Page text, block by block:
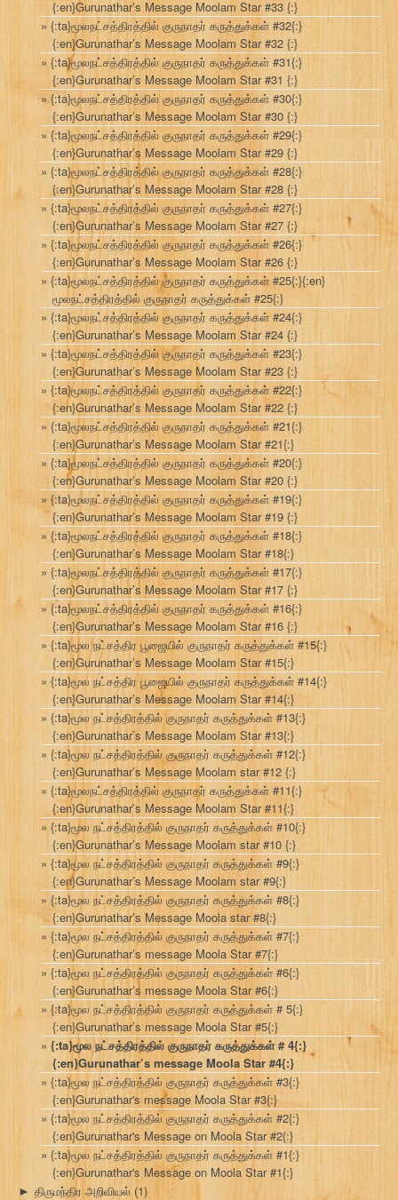
{:en}Gurunathar’s Message Moolam Star #33 {:}
{:ta}மூலநட்சத்திரத்தில் குருநாதர் கருத்துக்கள் #32{:}
{:en}Gurunathar’s Message Moolam Star #32 {:}
{:ta}மூலநட்சத்திரத்தில் குருநாதர் கருத்துக்கள் #31{:}
{:en}Gurunathar’s Message Moolam Star #31 {:}
{:ta}மூலநட்சத்திரத்தில் குருநாதர் கருத்துக்கள் #30{:}
{:en}Gurunathar’s Message Moolam Star #30 {:}
{:ta}மூலநட்சத்திரத்தில் குருநாதர் கருத்துக்கள் #29{:}
{:en}Gurunathar’s Message Moolam Star #29 {:}
{:ta}மூலநட்சத்திரத்தில் குருநாதர் கருத்துக்கள் #28{:}
{:en}Gurunathar’s Message Moolam Star #28 {:}
{:ta}மூலநட்சத்திரத்தில் குருநாதர் கருத்துக்கள் #27{:}
{:en}Gurunathar’s Message Moolam Star #27 {:}
{:ta}மூலநட்சத்திரத்தில் குருநாதர் கருத்துக்கள் #26{:}
{:en}Gurunathar’s Message Moolam Star #26 {:}
{:ta}மூலநட்சத்திரத்தில் குருநாதர் கருத்துக்கள் #25{:}{:en}
மூலநட்சத்திரத்தில் குருநாதர் கருத்துக்கள் #25{:}
{:ta}மூலநட்சத்திரத்தில் குருநாதர் கருத்துக்கள் #24{:}
{:en}Gurunathar’s Message Moolam Star #24 {:}
{:ta}மூலநட்சத்திரத்தில் குருநாதர் கருத்துக்கள் #23{:}
{:en}Gurunathar’s Message Moolam Star #23 {:}
{:ta}மூலநட்சத்திரத்தில் குருநாதர் கருத்துக்கள் #22{:}
{:en}Gurunathar’s Message Moolam Star #22 {:}
{:ta}மூலநட்சத்திரத்தில் குருநாதர் கருத்துக்கள் #21{:}
{:en}Gurunathar’s Message Moolam Star #21{:}
{:ta}மூலநட்சத்திரத்தில் குருநாதர் கருத்துக்கள் #20{:}
{:en}Gurunathar’s Message Moolam Star #20 {:}
{:ta}மூலநட்சத்திரத்தில் குருநாதர் கருத்துக்கள் #19{:}
{:en}Gurunathar’s Message Moolam Star #19 {:}
{:ta}மூலநட்சத்திரத்தில் குருநாதர் கருத்துக்கள் #18{:}
{:en}Gurunathar’s Message Moolam Star #18{:}
{:ta}மூலநட்சத்திரத்தில் குருநாதர் கருத்துக்கள் #17{:}
{:en}Gurunathar’s Message Moolam Star #17 {:}
{:ta}மூலநட்சத்திரத்தில் குருநாதர் கருத்துக்கள் #16{:}
{:en}Gurunathar’s Message Moolam Star #16 {:}
{:ta}மூல நட்சத்திர பூஜையில் குருநாதர் கருத்துக்கள் #15{:}
{:en}Gurunathar’s Message Moolam Star #15{:}
{:ta}மூல நட்சத்திர பூஜையில் குருநாதர் கருத்துக்கள் #14{:}
{:en}Gurunathar’s Message Moolam Star #14{:}
{:ta}மூல நட்சத்திரத்தில் குருநாதர் கருத்துக்கள் #13{:}
{:en}Gurunathar’s Message Moolam Star #13{:}
{:ta}மூல நட்சத்திரத்தில் குருநாதர் கருத்துக்கள் #12{:}
{:en}Gurunathar’s Message Moolam star #12 {:}
{:ta}மூலநட்சத்திரத்தில் குருநாதர் கருத்துக்கள் #11{:}
{:en}Gurunathar’s Message Moolam Star #11{:}
{:ta}மூல நட்சத்திரத்தில் குருநாதர் கருத்துக்கள் #10{:}
{:en}Gurunathar’s Message Moolam star #10 {:}
{:ta}மூல நட்சத்திரத்தில் குருநாதர் கருத்துக்கள் #9{:}
{:en}Gurunathar’s Message Moolam star #9{:}
{:ta}மூல நட்சத்திரத்தில் குருநாதர் கருத்துக்கள் #8{:}
{:en}Gurunathar’s Message Moola star #8{:}
{:ta}மூல நட்சத்திரத்தில் குருநாதர் கருத்துக்கள் #7{:}
{:en}Gurunathar’s message Moola Star #7{:}
{:ta}மூல நட்சத்திரத்தில் குருநாதர் கருத்துக்கள் #6{:}
{:en}Gurunathar’s message Moola Star #6{:}
{:ta}மூல நட்சத்திரத்தில் குருநாதர் கருத்துக்கள் # 5{:}
{:en}Gurunathar’s message Moola Star #5{:}
{:ta}மூல நட்சத்திரத்தில் குருநாதர் கருத்துக்கள் # 4{:}
{:en}Gurunathar’s message Moola Star #4{:}
{:ta}மூல நட்சத்திரத்தில் குருநாதர் கருத்துக்கள் #3{:}
{:en}Gurunathar's message Moola Star #3{:}
{:ta}மூல நட்சத்திரத்தில் குருநாதர் கருத்துக்கள் #2{:}
{:en}Gurunathar's Message on Moola Star #2{:}
{:ta}மூல நட்சத்திரத்தில் குருநாதர் கருத்துக்கள் #1{:}
{:en}Gurunathar's Message on Moola Star #1{:}
► திருமந்திர அறிவியல் (1)